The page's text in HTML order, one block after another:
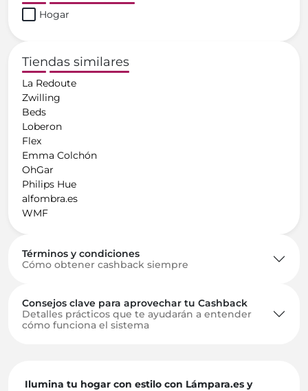
Hogar
Tiendas similares
La Redoute
Zwilling
Beds
Loberon
Flex
Emma Colchón
OhGar
Philips Hue
alfombra.es
WMF
Términos y condiciones
Cómo obtener cashback siempre
Consejos clave para aprovechar tu Cashback
Detalles prácticos que te ayudarán a entender
cómo funciona el sistema
Ilumina tu hogar con estilo con Lámpara.es y